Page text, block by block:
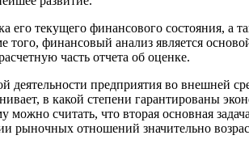
его текущего финансового состояния, а
финансовый анализ является
часть отчета об оценке.
деятельности предприятия во внешней
в какой степени гарантированы
считать, что вторая основная задача
рыночных отношений значительно